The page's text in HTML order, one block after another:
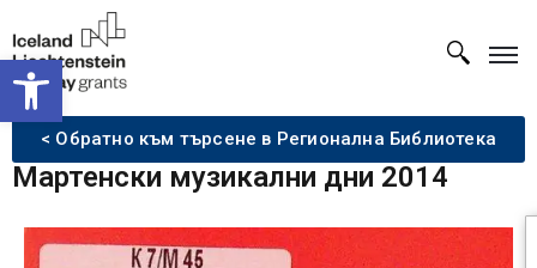
Open toolbar
< Обратно към търсене в Регионална Библиотека
Мартенски музикални дни 2014